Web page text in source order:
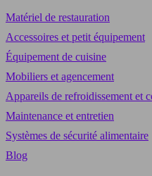
Matériel de restauration
Accessoires et petit équipement
Équipement de cuisine
Mobiliers et agencement
Appareils de refroidissement et
Maintenance et entretien
Systèmes de sécurité alimentaire
Blog